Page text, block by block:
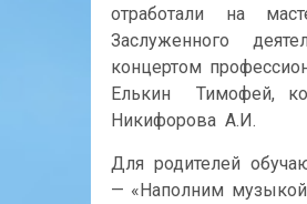
отработали на
Заслуженного
концертом
Елькин Тимофей,
Никифорова А.И.
Для родителей
— «Наполним